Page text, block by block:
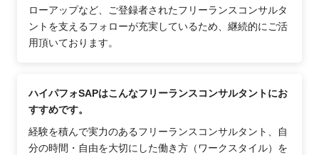
ローアップなど、ご登録者されたフリーランスコンサルタ
ントを支えるフォローが充実しているため、継続的にご活
用頂いております。
ハイパフォSAPはこんなフリーランスコンサルタントにお
すすめです。
経験を積んで実力のあるフリーランスコンサルタント、自
分の時間・自由を大切にした働き方（ワークスタイル）を